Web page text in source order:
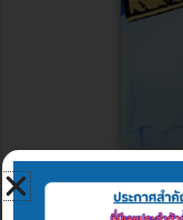
ผู้อำนว